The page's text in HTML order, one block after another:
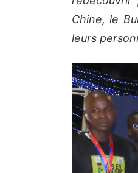
Chine, le
leurs